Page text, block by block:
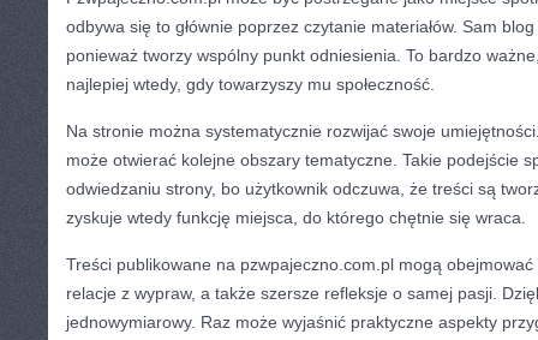
odbywa się to głównie poprzez czytanie materiałów. Sam
ponieważ tworzy wspólny punkt odniesienia. To bardzo
najlepiej wtedy, gdy towarzyszy mu społeczność.
Na stronie można systematycznie rozwijać swoje
może otwierać kolejne obszary tematyczne. Takie podejście
odwiedzaniu strony, bo użytkownik odczuwa, że treści są
zyskuje wtedy funkcję miejsca, do którego chętnie się wraca.
Treści publikowane na pzwpajeczno.com.pl mogą
relacje z wypraw, a także szersze refleksje o samej pasji.
jednowymiarowy. Raz może wyjaśnić praktyczne aspekty